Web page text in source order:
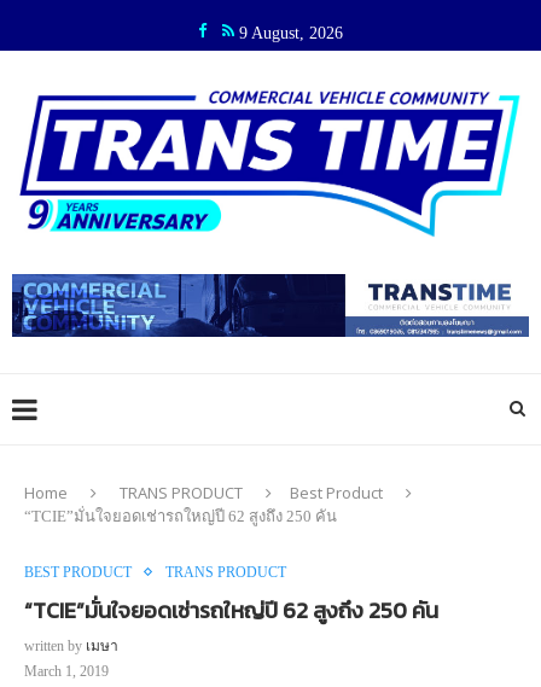
9 August, 2026
Home TRANS PRODUCT Best Product
“TCIE”มั่นใจยอดเช่ารถใหญ่ปี 62 สูงถึง 250 คัน
BEST PRODUCT TRANS PRODUCT
“TCIE”มั่นใจยอดเช่ารถใหญ่ปี 62 สูงถึง 250 คัน
written by เมษา
March 1, 2019